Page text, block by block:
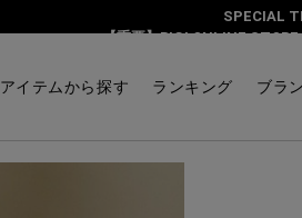
SPECIAL
【重要】BIGI ONLINE
アイテムから探す ランキング ブラ